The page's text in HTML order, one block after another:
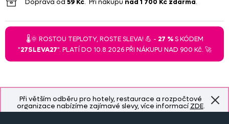
Při větším odběru pro hotely, restaurace a rozpočtové
organizace nabízíme zajímavé slevy, více informacíZDE.
Doprava od 59 Kč. Při nákupu nad 1 700 Kč zdarma.
🌡️🌞 ROSTOU TEPLOTY, ROSTE SLEVA! 💪 - 27 %S KÓDEM
"27SLEVA27". PLATÍ DO 10.8.2026 PŘI NÁKUPU NAD 900 Kč. 🚀